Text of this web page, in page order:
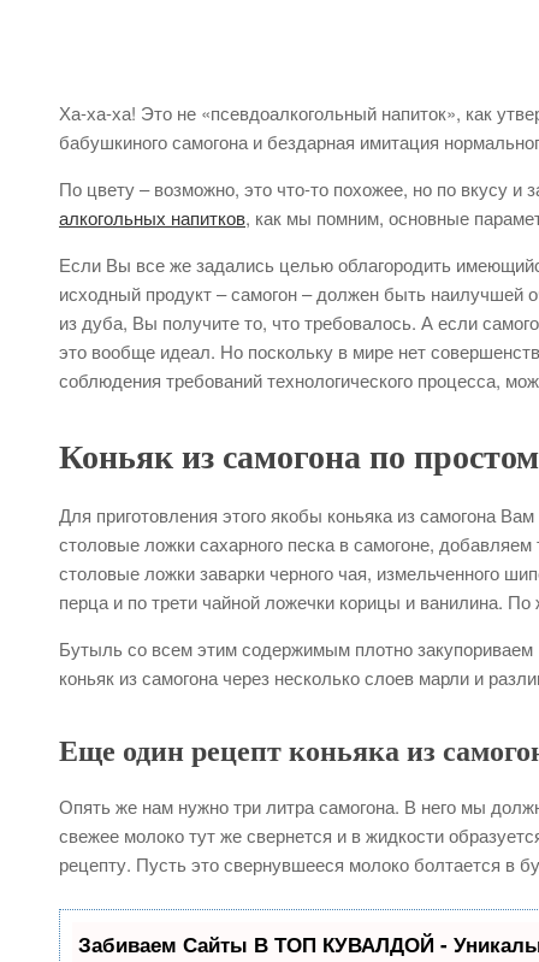
Ха-ха-ха! Это не «псевдоалкогольный напиток», как
бабушкиного самогона и бездарная имитация
По цвету – возможно, это что-то похожее, но по вкусу
алкогольных напитков, как мы помним, основные
Если Вы все же задались целью облагородить
исходный продукт – самогон – должен быть наилучшей
из дуба, Вы получите то, что требовалось. А если
это вообще идеал. Но поскольку в мире нет
соблюдения требований технологического процесса,
Коньяк из самогона по
Для приготовления этого якобы коньяка из самогона
столовые ложки сахарного песка в самогоне,
столовые ложки заварки черного чая, измельченного
перца и по трети чайной ложечки корицы и ванилина.
Бутыль со всем этим содержимым плотно
коньяк из самогона через несколько слоев марли и
Еще один рецепт коньяка из
Опять же нам нужно три литра самогона. В него мы
свежее молоко тут же свернется и в жидкости
рецепту. Пусть это свернувшееся молоко болтается в
Забиваем Сайты В ТОП КУВАЛДОЙ -